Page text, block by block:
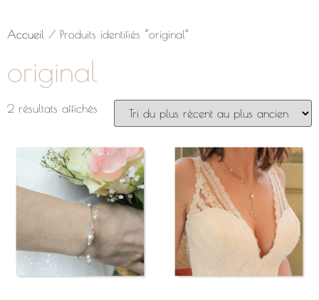
Accueil / Produits identifiés “original”
original
2 résultats affichés